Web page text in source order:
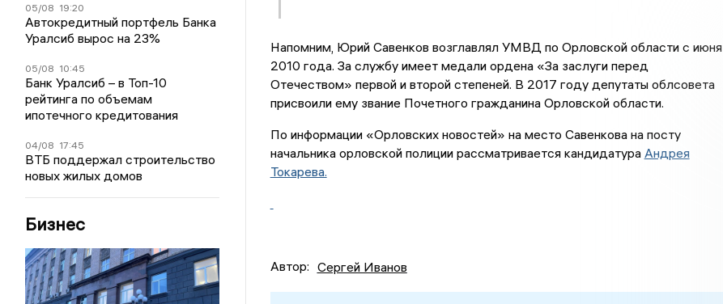
05/08 19:20
Автокредитный портфель Банка
Уралсиб вырос на 23%
05/08 10:45
Банк Уралсиб – в Топ-10
рейтинга по объемам
ипотечного кредитования
04/08 17:45
ВТБ поддержал строительство
новых жилых домов
Бизнес
Напомним, Юрий Савенков возглавлял УМВД по Орловской области с июня
2010 года. За службу имеет медали ордена «За заслуги перед
Отечеством» первой и второй степеней. В 2017 году депутаты облсовета
присвоили ему звание Почетного гражданина Орловской области.
По информации «Орловских новостей» на место Савенкова на посту
начальника орловской полиции рассматривается кандидатура Андрея
Токарева.
Автор: Сергей Иванов